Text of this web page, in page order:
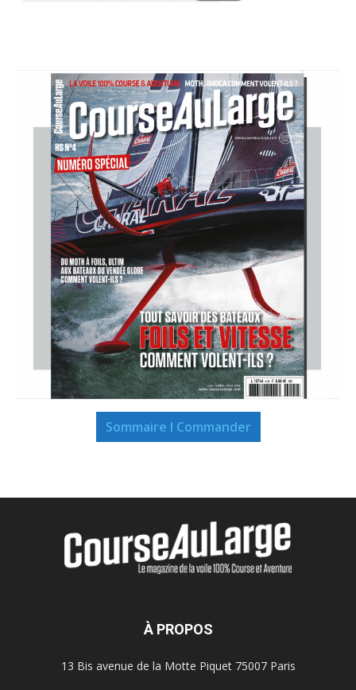
Sommaire I Commander
À PROPOS
13 Bis avenue de la Motte Piquet 75007 Paris